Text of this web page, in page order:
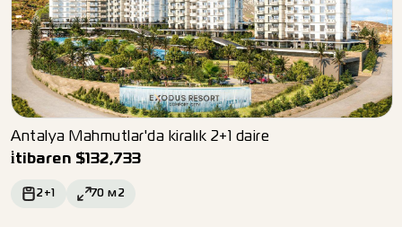
Antalya Mahmutlar'da kiralık 2+1 daire
i̇tibaren $ 132,733
2+1 70 м2